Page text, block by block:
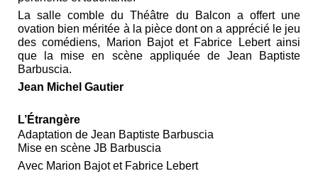
La salle comble du Théâtre du Balcon a offert une
ovation bien méritée à la pièce dont on a apprécié le jeu
des comédiens, Marion Bajot et Fabrice Lebert ainsi
que la mise en scène appliquée de Jean Baptiste
Barbuscia.
Jean Michel Gautier
L’Étrangère
Adaptation de Jean Baptiste Barbuscia
Mise en scène JB Barbuscia
Avec Marion Bajot et Fabrice Lebert